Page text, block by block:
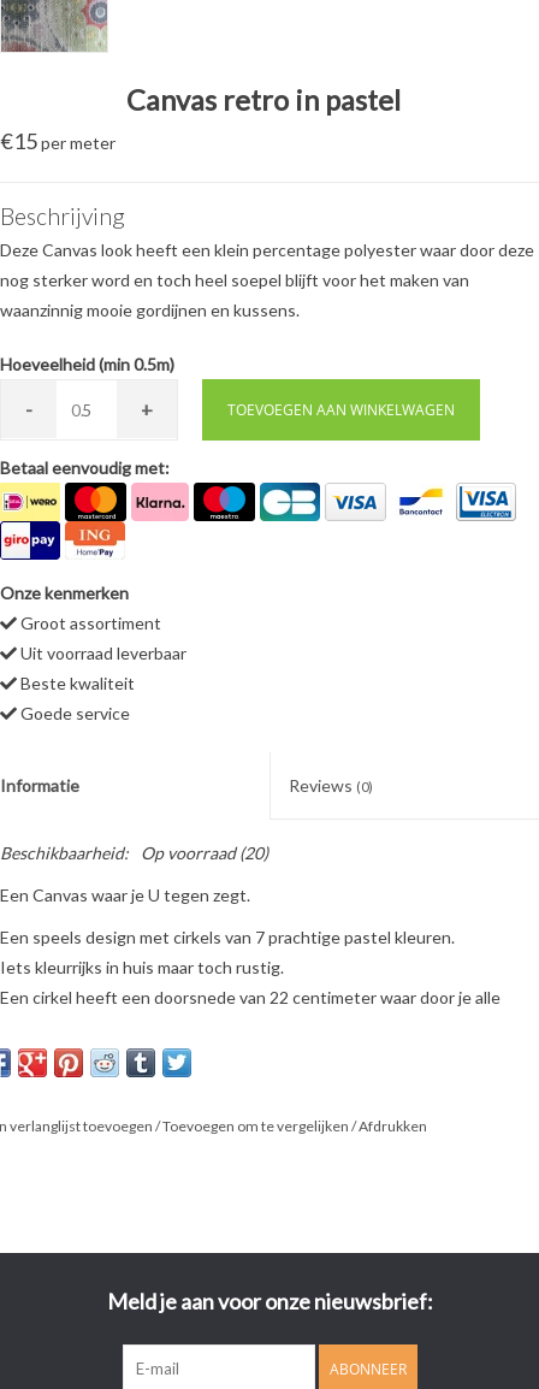
Canvas retro in pastel
€15per meter
Beschrijving
Deze Canvas look heeft een klein percentage polyester waar door deze
nog sterker word en toch heel soepel blijft voor het maken van
waanzinnig mooie gordijnen en kussens.
Hoeveelheid (min 0.5m)
- 0. + TOEVOEGEN AAN WINKELWAGEN
Betaal eenvoudig met:
Onze kenmerken
Groot assortiment
Uit voorraad leverbaar
Beste kwaliteit
Goede service
Informatie Reviews (0)
Beschikbaarheid: Op voorraad(20)
Een Canvas waar je U tegen zegt.
Een speels design met cirkels van 7 prachtige pastel kleuren.
Iets kleurrijks in huis maar toch rustig.
Een cirkel heeft een doorsnede van 22 centimeter waar door je alle
Zowel grote en kleine kussens maar ook prachtige gordijnen die met
Maar ook Uw bank kunt U hier gerust mee bekleden.
verlanglijst toevoegen /Toevoegen om te vergelijken /Afdrukken
Meld je aan voor onze nieuwsbrief:
ABONNEER